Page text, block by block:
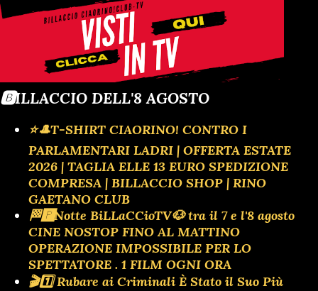
🅱️ILLACCIO DELL'8 AGOSTO
⭐🎩T-SHIRT CIAORINO! CONTRO I
PARLAMENTARI LADRI | OFFERTA ESTATE
2026 | TAGLIA ELLE 13 EURO SPEDIZIONE
COMPRESA | BILLACCIO SHOP | RINO
GAETANO CLUB
🏁🅿️Notte BiLLaCCioTV🐶 tra il 7 e l'8 agosto
CINE NOSTOP FINO AL MATTINO
OPERAZIONE IMPOSSIBILE PER LO
SPETTATORE . 1 FILM OGNI ORA
🎬1️⃣ Rubare ai Criminali È Stato il Suo Più